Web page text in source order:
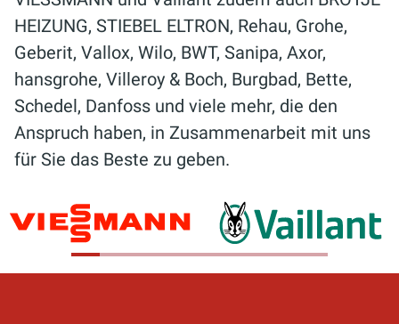
Fachgerechte Planung
Individuelle Konzepte
Sanitärmontage
Wasserinstallation
Wartung von Sanitäranlagen
Sanierung von Sanitäranlagen
Einbau von Hebeanlagen
HEIZUNG, STIEBEL ELTRON, Rehau, Grohe,
Geberit, Vallox, Wilo, BWT, Sanipa, Axor,
hansgrohe, Villeroy & Boch, Burgbad, Bette,
Schedel, Danfoss und viele mehr, die den
Anspruch haben, in Zusammenarbeit mit uns
für Sie das Beste zu geben.